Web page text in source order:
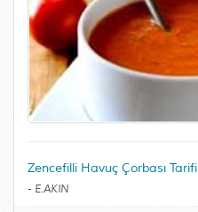
Zencefilli Havuç Çorbası Tarifi
- E.AKIN